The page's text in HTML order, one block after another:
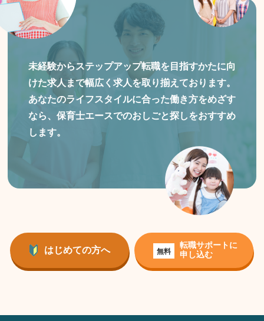
未経験からステップアップ転職を目指すかたに向
けた求人まで幅広く求人を取り揃えております。
あなたのライフスタイルに合った働き方をめざす
なら、保育士エースでのおしごと探しをおすすめ
します。
はじめての方へ 無料
転職サポートに
申し込む